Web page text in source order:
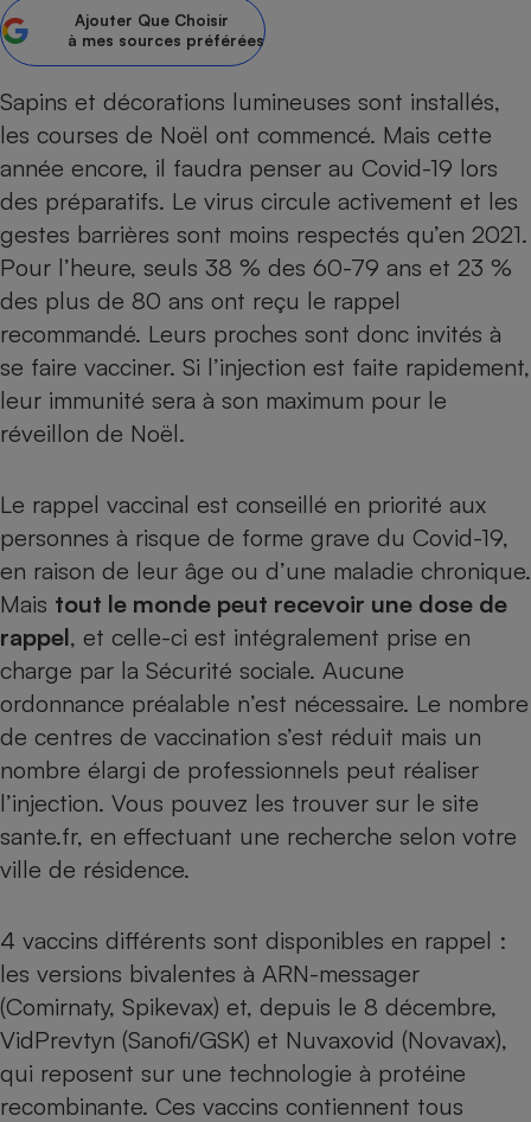
Ajouter Que Choisir
à mes sources préférées
Sapins et décorations lumineuses sont installés,
les courses de Noël ont commencé. Mais cette
année encore, il faudra penser au Covid-19 lors
des préparatifs. Le virus circule activement et les
gestes barrières sont moins respectés qu’en 2021.
Pour l’heure, seuls 38 % des 60-79 ans et 23 %
des plus de 80 ans ont reçu le rappel
recommandé. Leurs proches sont donc invités à
se faire vacciner. Si l’injection est faite rapidement,
leur immunité sera à son maximum pour le
réveillon de Noël.
Le rappel vaccinal est conseillé en priorité aux
personnes à risque de forme grave du Covid-19,
en raison de leur âge ou d’une maladie chronique.
Mais tout le monde peut recevoir une dose de
rappel, et celle-ci est intégralement prise en
charge par la Sécurité sociale. Aucune
ordonnance préalable n’est nécessaire. Le nombre
de centres de vaccination s’est réduit mais un
nombre élargi de professionnels peut réaliser
l’injection. Vous pouvez les trouver sur le site
sante.fr, en effectuant une recherche selon votre
ville de résidence.
4 vaccins différents sont disponibles en rappel :
les versions bivalentes à ARN-messager
(Comirnaty, Spikevax) et, depuis le 8 décembre,
VidPrevtyn (Sanofi/GSK) et Nuvaxovid (Novavax),
qui reposent sur une technologie à protéine
recombinante. Ces vaccins contiennent tous
bouteille
Assurance emprunteur
Banque
Lave-linge
Plaque de cuisson à
induction
Climatiseur -
Cafetière à expressos
Téléviseur
Téléphone mobile -
Smartphone
Antivirus
Matelas
Climatiseur -
Ventilateur
Mutuelle
Antimoustique